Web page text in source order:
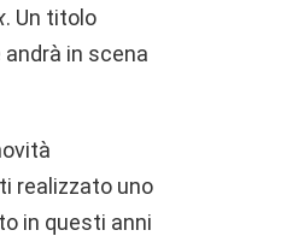
. Un titolo
in scena
realizzato uno
in questi anni